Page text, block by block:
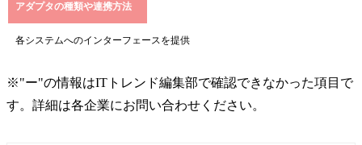
アダプタの種類や連携方法
各システムへのインターフェースを提供
※"ー"の情報はITトレンド編集部で確認できなかった項目で
す。詳細は各企業にお問い合わせください。